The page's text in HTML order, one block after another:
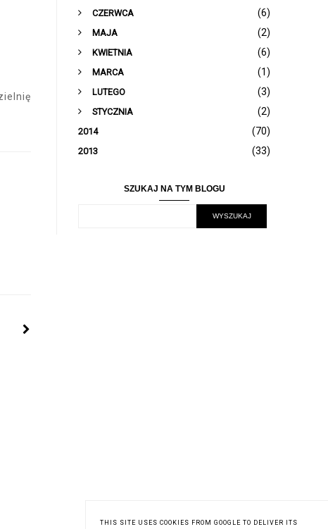
CZERWCA (6)
MAJA (2)
KWIETNIA (6)
MARCA (1)
LUTEGO (3)
STYCZNIA (2)
2014 (70)
2013 (33)
SZUKAJ NA TYM BLOGU
THIS SITE USES COOKIES FROM GOOGLE TO DELIVER ITS